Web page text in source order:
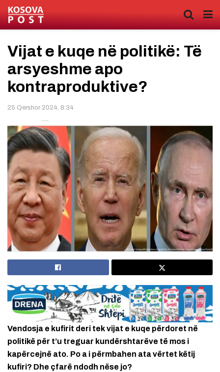
Vijat e kuqe në politikë: Të
arsyeshme apo
kontraproduktive?
25 Qershor 2024, 8:34
Vendosja e kufirit deri tek vijat e kuqe përdoret në
politikë për t’u treguar kundërshtarëve të mos i
kapërcejnë ato. Po a i përmbahen ata vërtet këtij
kufiri? Dhe çfarë ndodh nëse jo?